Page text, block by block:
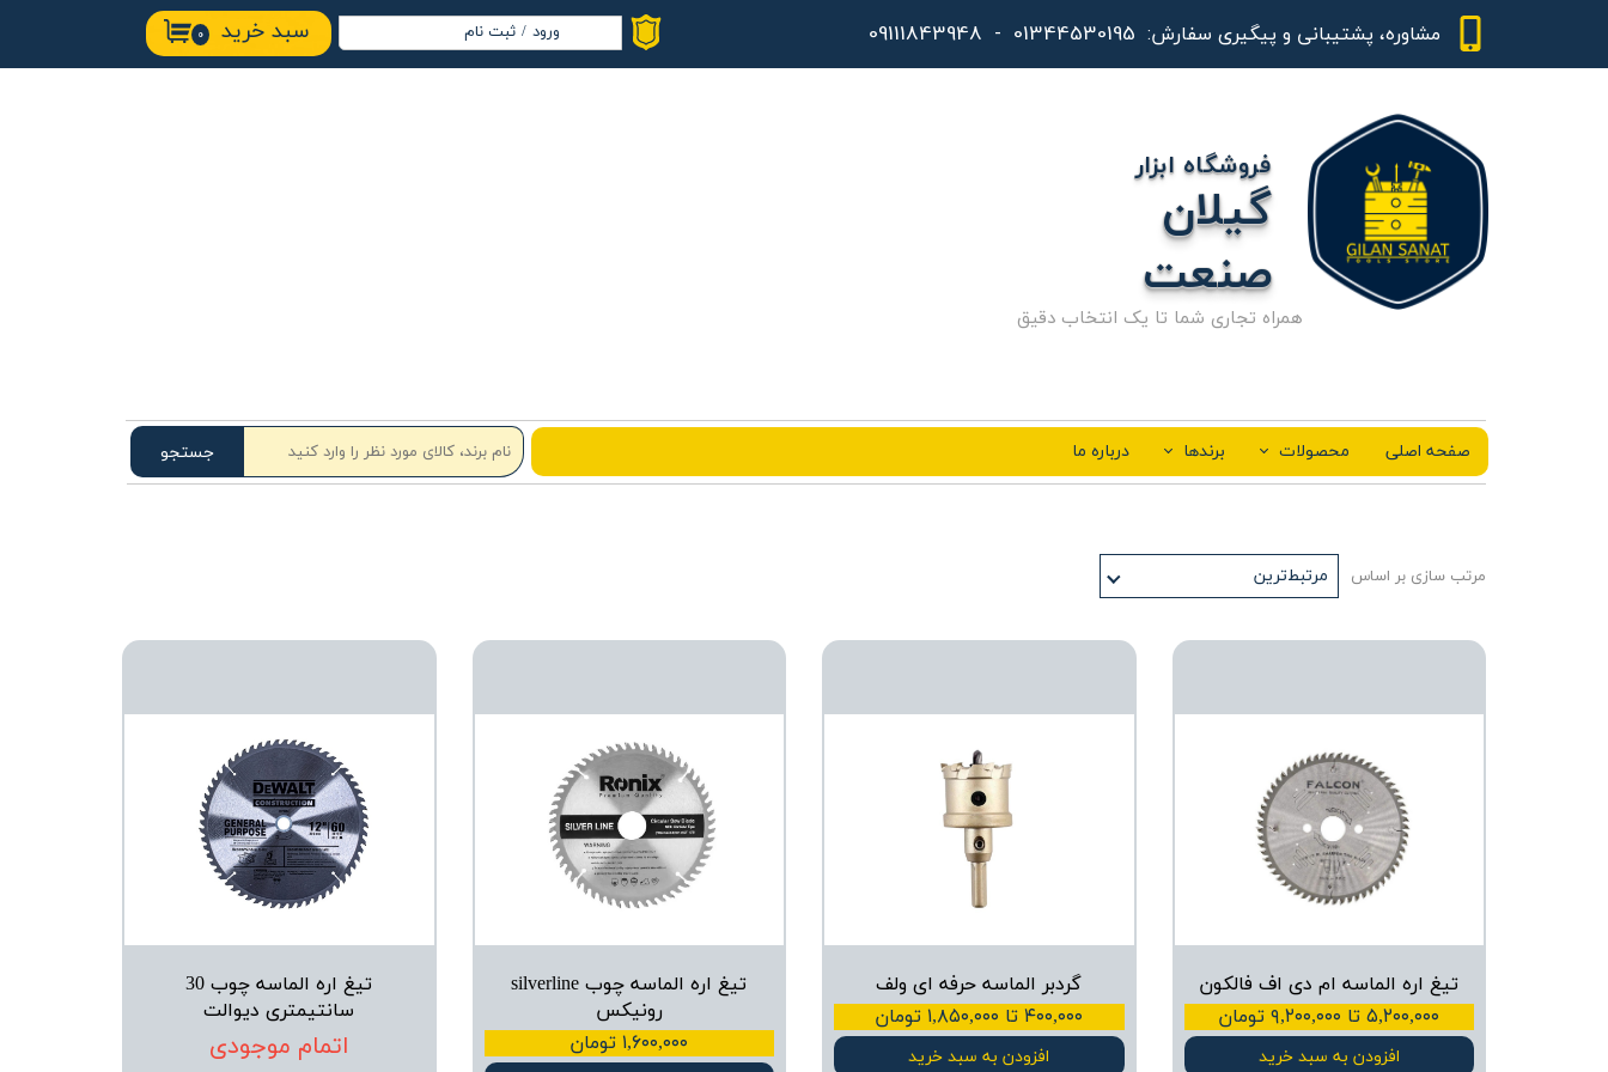
مشاوره، پشتیبانی و پیگیری سفارش:01344530195 - 09111843948 ۰ سبد خرید ورود / ثبت نام
حساب کاربری من
جستجو صفحه اصلی محصولات برندها درباره ما
گیلان
صنعت
فروشگاه ابزار
همراه تجاری شما تا یک انتخاب دقیق
مرتب سازی بر اساس مرتبط‌ترین
تیغ اره الماسه ام دی اف فالکون
۵,۲۰۰,۰۰۰ تا ۹,۲۰۰,۰۰۰ تومان
افزودن به سبد خرید
گردبر الماسه حرفه ای ولف
۴۰۰,۰۰۰ تا ۱,۸۵۰,۰۰۰ تومان
افزودن به سبد خرید
تیغ اره الماسه چوب silverline
رونیکس
۱,۶۰۰,۰۰۰ تومان
تیغ اره الماسه چوب 30
سانتیمتری دیوالت
اتمام موجودی